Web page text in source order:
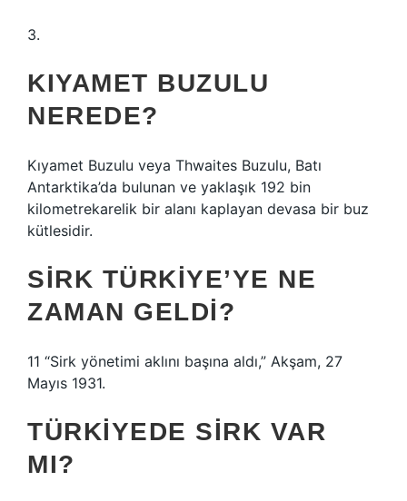
3.
KIYAMET BUZULU
NEREDE?
Kıyamet Buzulu veya Thwaites Buzulu, Batı
Antarktika’da bulunan ve yaklaşık 192 bin
kilometrekarelik bir alanı kaplayan devasa bir buz
kütlesidir.
SIRK TÜRKIYE’YE NE
ZAMAN GELDI?
11 “Sirk yönetimi aklını başına aldı,” Akşam, 27
Mayıs 1931.
TÜRKIYEDE SIRK VAR
MI?